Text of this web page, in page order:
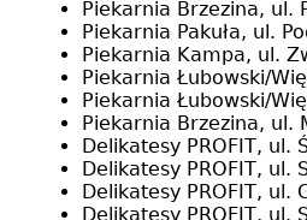
Piekarnia Brzezina, ul.
Piekarnia Pakuła, ul.
Piekarnia Kampa, ul.
Piekarnia Łubowski/
Piekarnia Łubowski/
Piekarnia Brzezina, ul.
Delikatesy PROFIT, ul.
Delikatesy PROFIT, ul.
Delikatesy PROFIT, ul.
Delikatesy PROFIT, ul.